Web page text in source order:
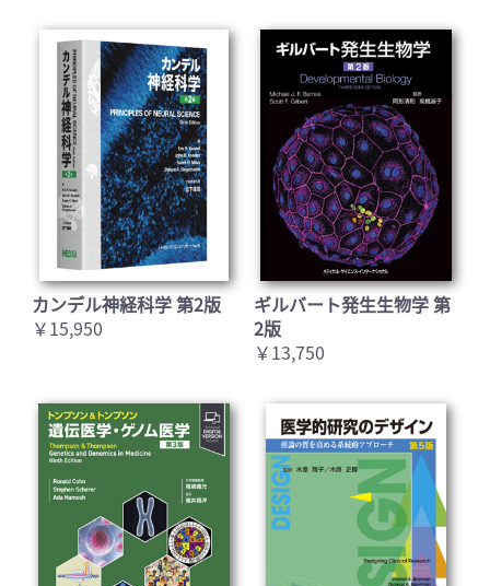
カンデル神経科学 第2版
￥15,950
ギルバート発生生物学 第
2版
￥13,750